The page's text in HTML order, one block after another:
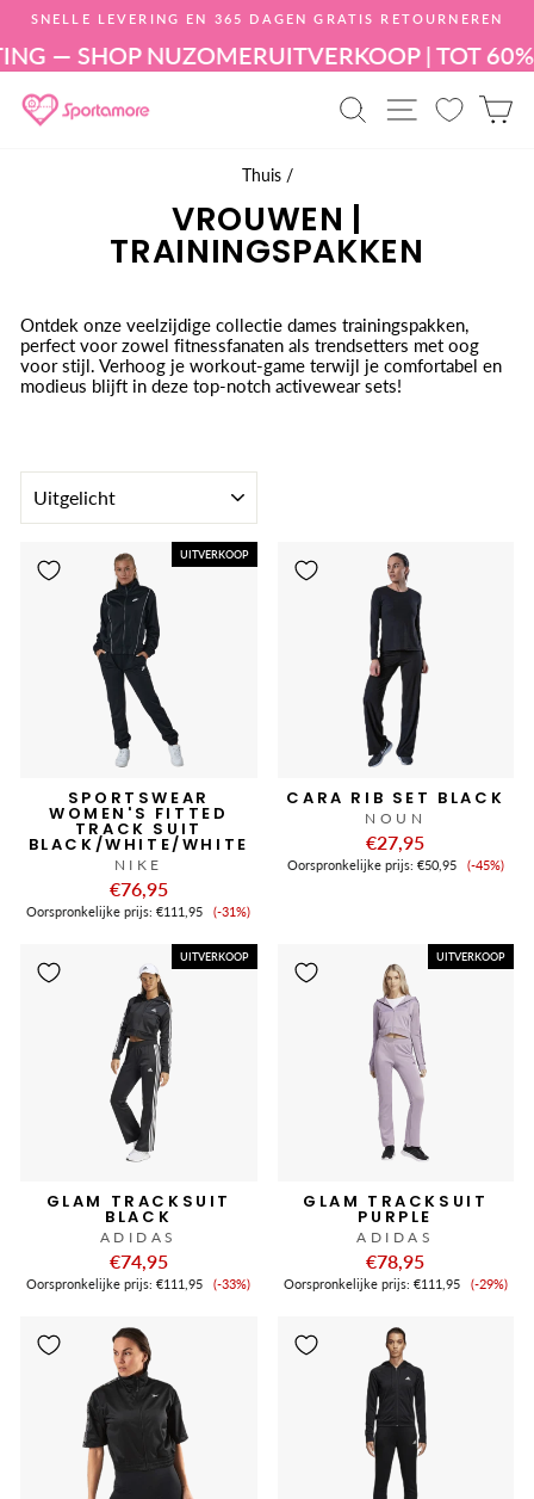
artikel
Diavoorstelling
pauzeren
SNELLE LEVERING EN 365 DAGEN GRATIS RETOURNEREN
— SHOP NUZOMERUITVERKOOP | TOT 60%
PRODUCT
SITE
Thuis /
VROUWEN |
TRAININGSPAKKEN
Ontdek onze veelzijdige collectie dames trainingspakken,
perfect voor zowel fitnessfanaten als trendsetters met oog
voor stijl. Verhoog je workout-game terwijl je comfortabel en
modieus blijft in deze top-notch activewear sets!
SORTEREN
UITVERKOOP
SPORTSWEAR
WOMEN'S FITTED
TRACK SUIT
BLACK/WHITE/WHITE
NIKE
€76,95
Oorspronkelijke prijs:€111,95 Verkoopprijs
(-31%)
CARA RIB SET BLACK
NOUN
€27,95
Oorspronkelijke prijs: €50,95 (-45%)
UITVERKOOP
GLAM TRACKSUIT
BLACK
ADIDAS
€74,95
Oorspronkelijke prijs:€111,95 Verkoopprijs
(-33%)
UITVERKOOP
GLAM TRACKSUIT
PURPLE
ADIDAS
€78,95
Oorspronkelijke prijs: €111,95 (-29%)